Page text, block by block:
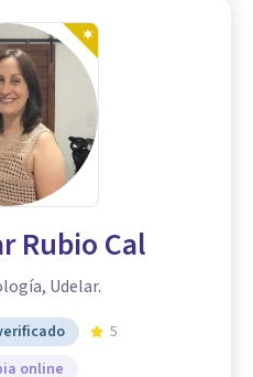
Rubio Cal
Udelar.
5
online